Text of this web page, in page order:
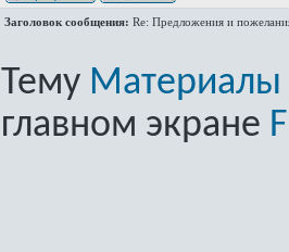
Заголовок сообщения: Re: Предложения и
Тему Материалы
главном экране